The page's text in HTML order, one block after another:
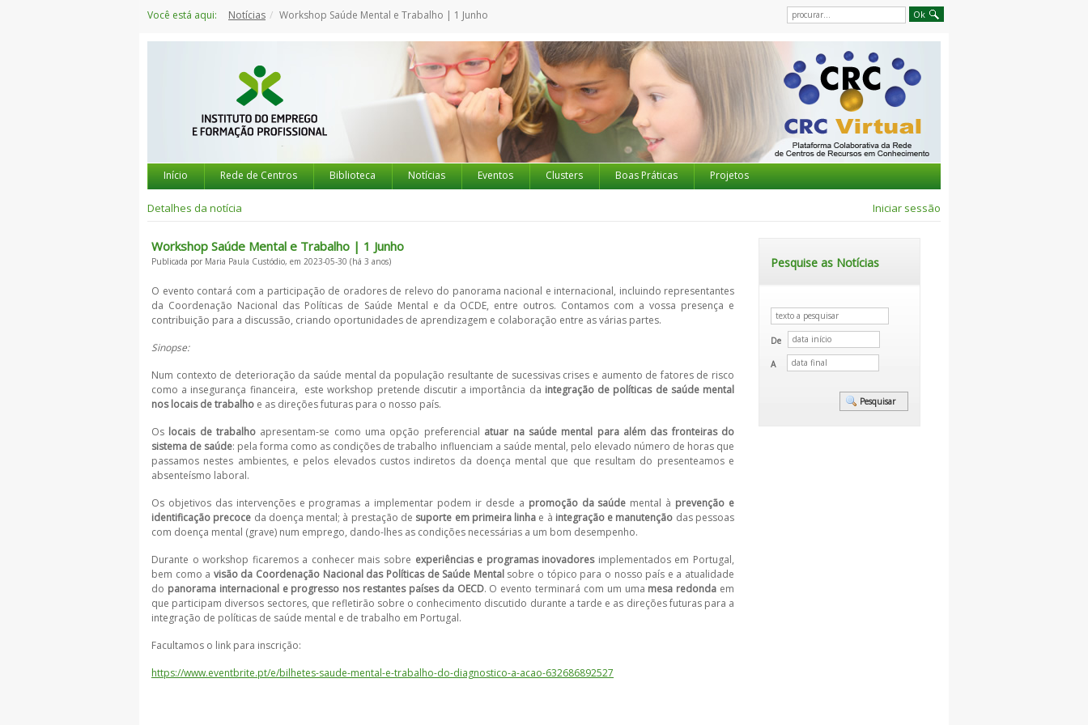
para
Você está aqui: Notícias Workshop Saúde Mental e Trabalho | 1 Junho
Início Rede de Centros Biblioteca Notícias Eventos Clusters Boas Práticas Projetos
Detalhes da notícia Iniciar sessão
Workshop Saúde Mental e Trabalho | 1 Junho
Publicada por Maria Paula Custódio, em 2023-05-30 (há 3 anos)
O evento contará com a participação de oradores de relevo do panorama nacional e internacional, incluindo representantes
da Coordenação Nacional das Políticas de Saúde Mental e da OCDE, entre outros. Contamos com a vossa presença e
contribuição para a discussão, criando oportunidades de aprendizagem e colaboração entre as várias partes.
Sinopse:
Num contexto de deterioração da saúde mental da população resultante de sucessivas crises e aumento de fatores de risco
como a insegurança financeira, este workshop pretende discutir a importância da integração de políticas de saúde mental
nos locais de trabalho e as direções futuras para o nosso país.
Os locais de trabalho apresentam-se como uma opção preferencial atuar na saúde mental para além das fronteiras do
sistema de saúde: pela forma como as condições de trabalho influenciam a saúde mental, pelo elevado número de horas que
passamos nestes ambientes, e pelos elevados custos indiretos da doença mental que que resultam do presenteamos e
absenteísmo laboral.
Os objetivos das intervenções e programas a implementar podem ir desde a promoção da saúde mental à prevenção e
identificação precoce da doença mental; à prestação de suporte em primeira linha e à integração e manutenção das pessoas
com doença mental (grave) num emprego, dando-lhes as condições necessárias a um bom desempenho.
Durante o workshop ficaremos a conhecer mais sobre experiências e programas inovadoresimplementados em Portugal,
bem como a visão da Coordenação Nacional das Políticas de Saúde Mentalsobre o tópico para o nosso país e a atualidade
do panorama internacional e progresso nos restantes países da OECD. O evento terminará com um uma mesa redonda em
que participam diversos sectores, que refletirão sobre o conhecimento discutido durante a tarde e as direções futuras para a
integração de políticas de saúde mental e de trabalho em Portugal.
Facultamos o link para inscrição:
https://www.eventbrite.pt/e/bilhetes-saude-mental-e-trabalho-do-diagnostico-a-acao-632686892527
Pesquise as Notícias
De
A